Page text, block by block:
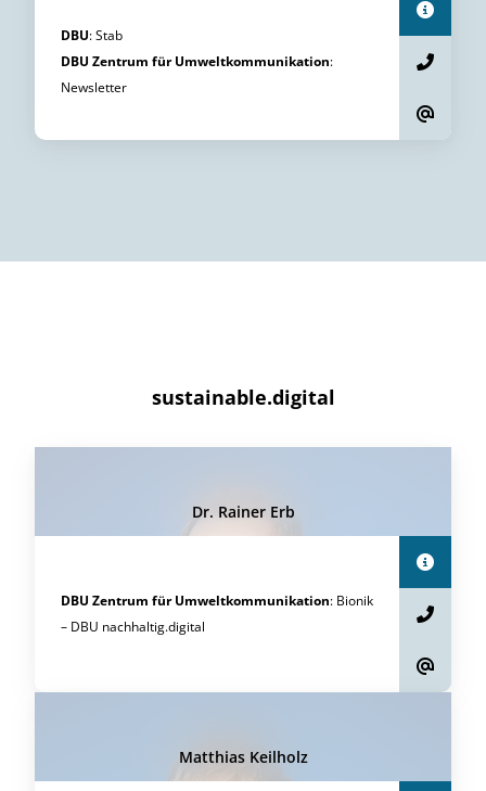
DBU:Stab
DBU Zentrum für Umweltkommunikation:
Newsletter
sustainable.digital
Dr. Rainer Erb
DBU Zentrum für Umweltkommunikation: Bionik
– DBU nachhaltig.digital
Matthias Keilholz